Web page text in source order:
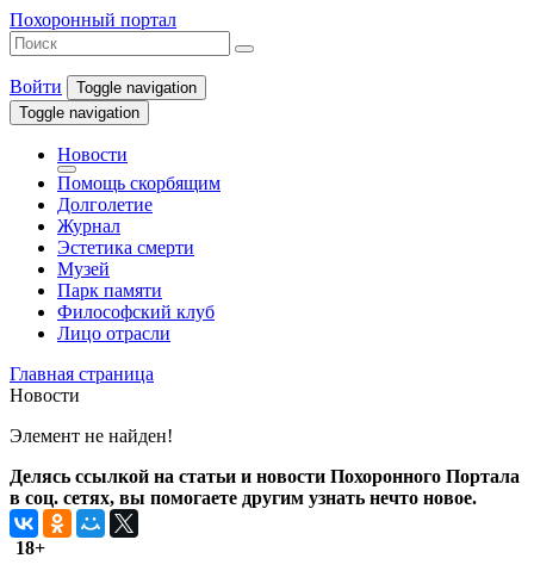
Похоронный портал
Войти
Toggle navigation
Toggle navigation
Новости
Помощь скорбящим
Долголетие
Журнал
Эстетика смерти
Музей
Парк памяти
Философский клуб
Лицо отрасли
Главная страница
Новости
Элемент не найден!
Делясь ссылкой на статьи и новости Похоронного Портала
в соц. сетях, вы помогаете другим узнать нечто новое.
18+